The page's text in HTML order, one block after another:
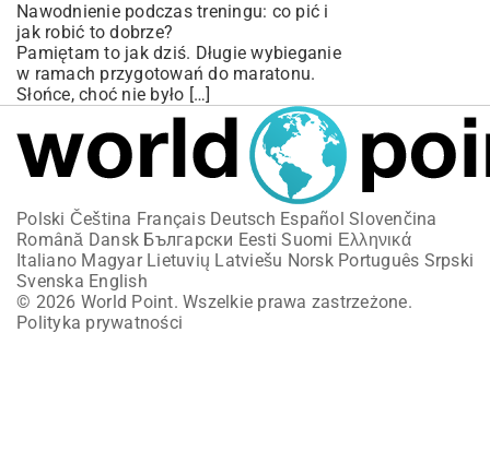
Nawodnienie podczas treningu: co pić i
jak robić to dobrze?
Pamiętam to jak dziś. Długie wybieganie
w ramach przygotowań do maratonu.
Słońce, choć nie było […]
Polski Čeština Français Deutsch Español Slovenčina
Română Dansk Български Eesti Suomi Ελληνικά
Italiano Magyar Lietuvių Latviešu Norsk Português Srpski
Svenska English
© 2026 World Point. Wszelkie prawa zastrzeżone.
Polityka prywatności